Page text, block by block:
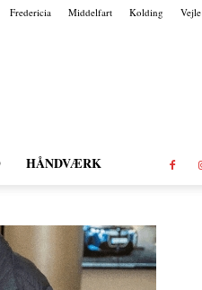
Fredericia Middelfart Kolding Vejle
HÅNDVÆRK